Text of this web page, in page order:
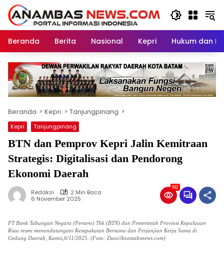
Langsung
konten
Beranda
Berita Nasional Kepri Hukum dan
Beranda Kepri Tanjungpinang
Kepri Tanjungpinang
BTN dan Pemprov Kepri Jalin Kemitraan
Strategis: Digitalisasi dan Pendorong
Ekonomi Daerah
Redaksi
2 Min Baca
6 November 2025
182
PT Bank Tabungan Negara (Persero) Tbk (BTN) dan Pemerintah Provinsi Kepulauan
Riau resmi menandatangani Kesepakatan Bersama dan Perjanjian Kerja Sama di
Gedung Daerah, Kamis,6/11/2025. (Foto: Dani/Anamabsnews.com)